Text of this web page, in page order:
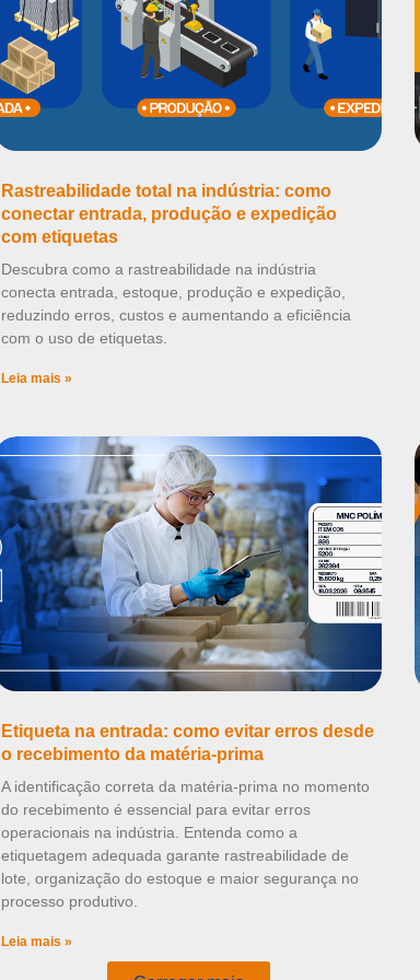
Rastreabilidade total na indústria: como
conectar entrada, produção e expedição
com etiquetas
Descubra como a rastreabilidade na indústria
conecta entrada, estoque, produção e expedição,
reduzindo erros, custos e aumentando a eficiência
com o uso de etiquetas.
Leia mais »
Etiqueta na entrada: como evitar erros desde
o recebimento da matéria-prima
A identificação correta da matéria-prima no momento
do recebimento é essencial para evitar erros
operacionais na indústria. Entenda como a
etiquetagem adequada garante rastreabilidade de
lote, organização do estoque e maior segurança no
processo produtivo.
Leia mais »